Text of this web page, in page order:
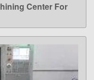
Center For